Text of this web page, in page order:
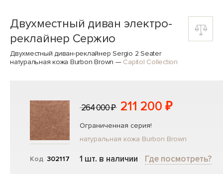
Двухместный диван электро-
реклайнер Сержио
Двухместный диван-реклайнер Sergio 2 Seater
натуральная кожа Burbon Brown — Capitol Collection
Код 302117
264 000 ₽ 211 200 ₽
Ограниченная серия!
натуральная кожа Burbon Brown
1 шт. в наличии Где посмотреть?